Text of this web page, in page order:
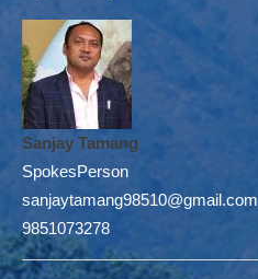
Sanjay Tamang
SpokesPerson
sanjaytamang98510@gmail.com
9851073278